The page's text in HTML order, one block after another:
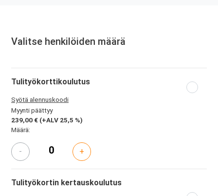
Valitse henkilöiden määrä
Tulityökorttikoulutus
Syötä alennuskoodi
Myynti päättyy
239,00 € (+ALV 25,5 %)
Määrä:
- +
Tulityökortin kertauskoulutus